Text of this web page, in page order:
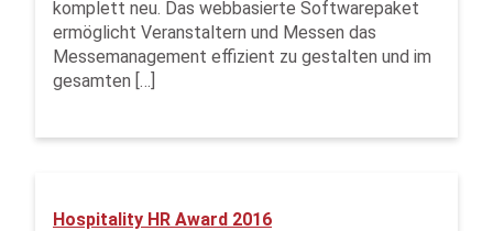
komplett neu. Das webbasierte Softwarepaket
ermöglicht Veranstaltern und Messen das
Messemanagement effizient zu gestalten und im
gesamten […]
Hospitality HR Award 2016